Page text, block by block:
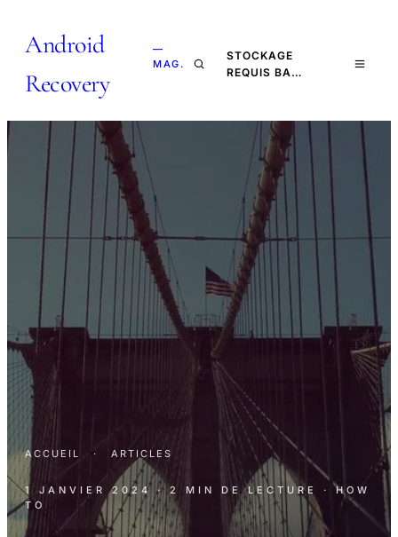
Android
Recovery
—
MAG.
STOCKAGE
REQUIS BA…
ACCUEIL · ARTICLES
1 JANVIER 2024 · 2 MIN DE LECTURE
· HOW
TO